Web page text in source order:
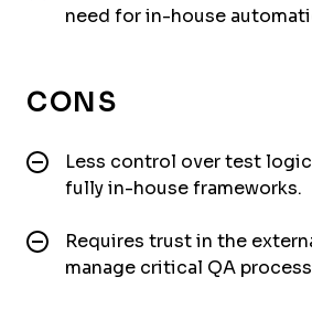
need for in-house
CONS
Less control over test
fully in-house frameworks.
Requires trust in the
manage critical QA